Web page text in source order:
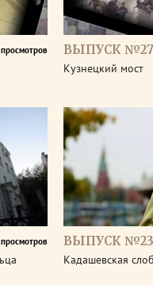
ВЫПУСК №27
Кузнецкий мост
ВЫПУСК №23
Кадашевская